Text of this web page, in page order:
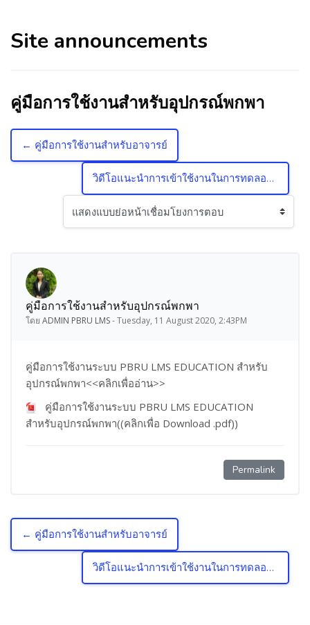
Site announcements
คู่มือการใช้งานสำหรับอุปกรณ์พกพา
← คู่มือการใช้งานสำหรับอาจารย์
วิดีโอแนะนำการเข้าใช้งานในการทดลองสอบ EXIT EXAM →
Display mode
คู่มือการใช้งานสำหรับอุปกรณ์พกพา
โดย ADMIN PBRU LMS-Tuesday, 11 August 2020, 2:43PM
Number of replies: 0
คู่มือการใช้งานระบบ PBRU LMS EDUCATION สำหรับ
อุปกรณ์พกพา<<คลิกเพื่ออ่าน>>
คู่มือการใช้งานระบบ PBRU LMS EDUCATION
สำหรับอุปกรณ์พกพา((คลิกเพื่อ Download .pdf))
Permalink
← คู่มือการใช้งานสำหรับอาจารย์
วิดีโอแนะนำการเข้าใช้งานในการทดลองสอบ EXIT EXAM →